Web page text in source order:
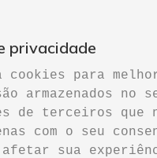
privacidade
para
armazenados
de terceiros que
com o seu
sua